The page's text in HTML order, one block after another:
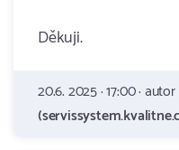
Děkuji.
20.6. 2025 · 17:00 · autor